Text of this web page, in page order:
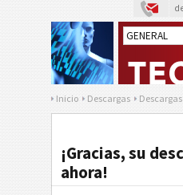
Inicio Descargas
¡Gracias, su
ahora!